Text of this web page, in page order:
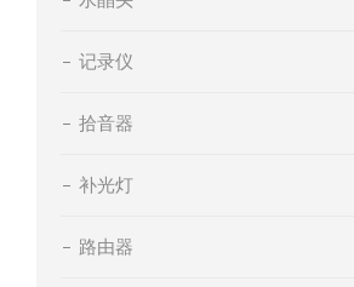
记录仪
拾音器
补光灯
路由器